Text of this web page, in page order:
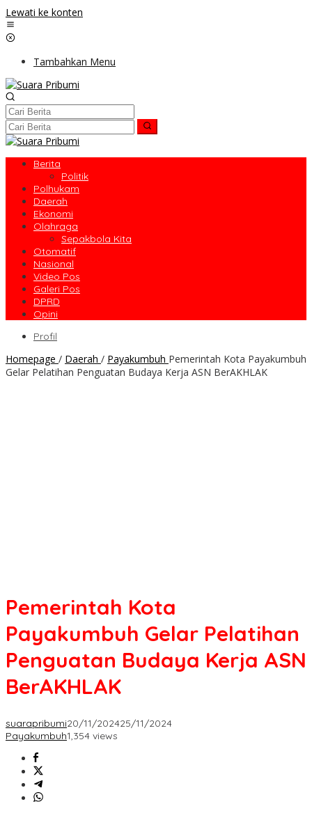
Lewati ke konten
Tambahkan Menu
Berita
Politik
Polhukam
Daerah
Ekonomi
Olahraga
Sepakbola Kita
Otomatif
Nasional
Video Pos
Galeri Pos
DPRD
Opini
Profil
Homepage / Daerah / Payakumbuh Pemerintah Kota Payakumbuh
Gelar Pelatihan Penguatan Budaya Kerja ASN BerAKHLAK
Pemerintah Kota
Payakumbuh Gelar Pelatihan
Penguatan Budaya Kerja ASN
BerAKHLAK
suarapribumi20/11/202425/11/2024
Payakumbuh1,354 views